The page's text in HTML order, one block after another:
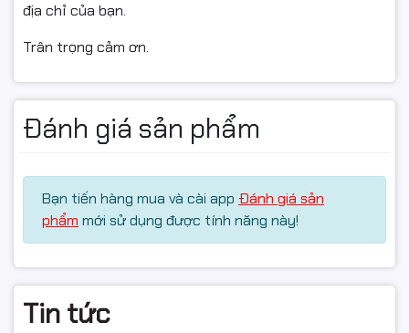
địa chỉ của bạn.
Trân trọng cảm ơn.
Đánh giá sản phẩm
Bạn tiến hàng mua và cài app Đánh giá sản
phẩm mới sử dụng được tính năng này!
Tin tức